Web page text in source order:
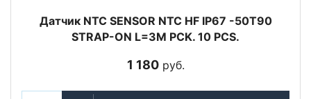
Датчик NTC SENSOR NTC HF IP67 -50T90
STRAP-ON L=3M PCK. 10 PCS.
1 180руб.